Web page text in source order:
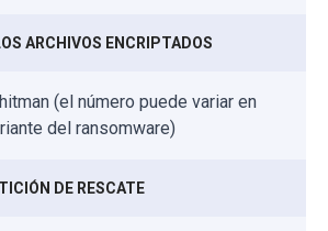
ARCHIVOS ENCRIPTADOS
(el número puede variar en
del ransomware)
DE RESCATE